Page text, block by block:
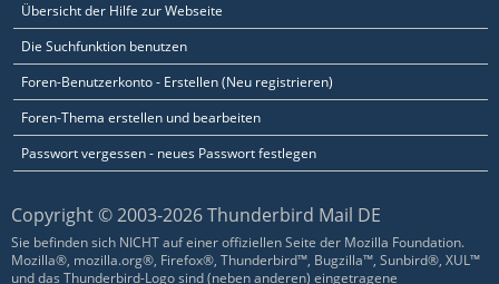
Übersicht der Hilfe zur Webseite
Die Suchfunktion benutzen
Foren-Benutzerkonto - Erstellen (Neu registrieren)
Foren-Thema erstellen und bearbeiten
Passwort vergessen - neues Passwort festlegen
Copyright © 2003-2026 Thunderbird Mail DE
Sie befinden sich NICHT auf einer offiziellen Seite der Mozilla Foundation.
Mozilla®, mozilla.org®, Firefox®, Thunderbird™, Bugzilla™, Sunbird®, XUL™
und das Thunderbird-Logo sind (neben anderen) eingetragene